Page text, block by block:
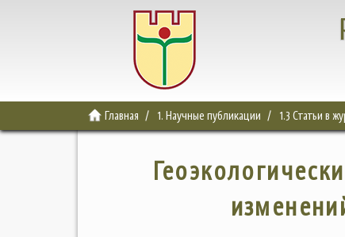
Главная 1. Научные публикации 1.3 Статьи в